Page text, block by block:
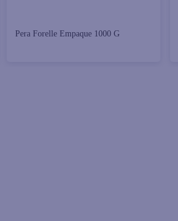
Pera Forelle Empaque 1000 G